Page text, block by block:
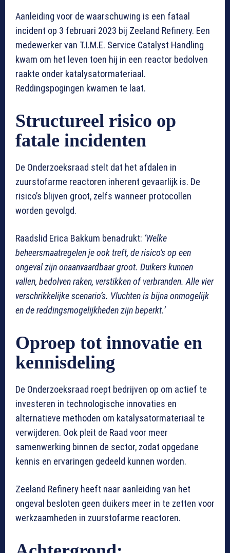
Aanleiding voor de waarschuwing is een fataal
incident op 3 februari 2023 bij Zeeland Refinery. Een
medewerker van T.I.M.E. Service Catalyst Handling
kwam om het leven toen hij in een reactor bedolven
raakte onder katalysatormateriaal.
Reddingspogingen kwamen te laat.
Structureel risico op
fatale incidenten
De Onderzoeksraad stelt dat het afdalen in
zuurstofarme reactoren inherent gevaarlijk is. De
risico’s blijven groot, zelfs wanneer protocollen
worden gevolgd.
Raadslid Erica Bakkum benadrukt: ‘Welke
beheersmaatregelen je ook treft, de risico’s op een
ongeval zijn onaanvaardbaar groot. Duikers kunnen
vallen, bedolven raken, verstikken of verbranden. Alle vier
verschrikkelijke scenario’s. Vluchten is bijna onmogelijk
en de reddingsmogelijkheden zijn beperkt.’
Oproep tot innovatie en
kennisdeling
De Onderzoeksraad roept bedrijven op om actief te
investeren in technologische innovaties en
alternatieve methoden om katalysatormateriaal te
verwijderen. Ook pleit de Raad voor meer
samenwerking binnen de sector, zodat opgedane
kennis en ervaringen gedeeld kunnen worden.
Zeeland Refinery heeft naar aanleiding van het
ongeval besloten geen duikers meer in te zetten voor
werkzaamheden in zuurstofarme reactoren.